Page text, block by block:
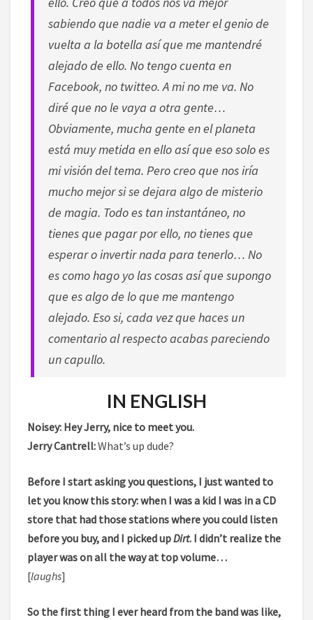
sabiendo que nadie va a meter el genio de
vuelta a la botella así que me mantendré
alejado de ello. No tengo cuenta en
Facebook, no twitteo. A mi no me va. No
diré que no le vaya a otra gente…
Obviamente, mucha gente en el planeta
está muy metida en ello así que eso solo es
mi visión del tema. Pero creo que nos iría
mucho mejor si se dejara algo de misterio
de magia. Todo es tan instantáneo, no
tienes que pagar por ello, no tienes que
esperar o invertir nada para tenerlo… No
es como hago yo las cosas así que supongo
que es algo de lo que me mantengo
alejado. Eso si, cada vez que haces un
comentario al respecto acabas pareciendo
un capullo.
IN ENGLISH
Noisey: Hey Jerry, nice to meet you.
Jerry Cantrell:What’s up dude?
Before I start asking you questions, I just wanted to
let you know this story: when I was a kid I was in a CD
store that had those stations where you could listen
before you buy, and I picked upDirt. I didn’t realize the
player was on all the way at top volume…
[laughs]
So the first thing I ever heard from the band was like,